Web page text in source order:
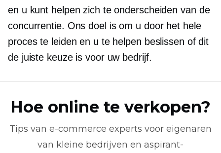
en u kunt helpen zich te onderscheiden van de
concurrentie. Ons doel is om u door het hele
proces te leiden en u te helpen beslissen of dit
de juiste keuze is voor uw bedrijf.
Hoe online te verkopen?
Tips van e-commerce experts voor eigenaren
van kleine bedrijven en aspirant-